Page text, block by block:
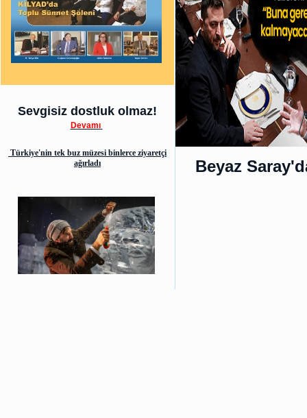
Sevgisiz dostluk olmaz!
Devamı
Türkiye'nin tek buz müzesi binlerce ziyaretçi
ağırladı
Beyaz